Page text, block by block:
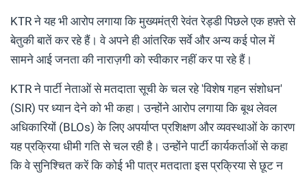
KTR ने यह भी आरोप लगाया कि मुख्यमंत्री रेवंत रेड्डी पिछले एक हफ़्ते से
बेतुकी बातें कर रहे हैं। वे अपने ही आंतरिक सर्वे और अन्य कई पोल में
सामने आई जनता की नाराज़गी को स्वीकार नहीं कर पा रहे हैं।
KTR ने पार्टी नेताओं से मतदाता सूची के चल रहे 'विशेष गहन संशोधन'
(SIR) पर ध्यान देने को भी कहा। उन्होंने आरोप लगाया कि बूथ लेवल
अधिकारियों (BLOs) के लिए अपर्याप्त प्रशिक्षण और व्यवस्थाओं के कारण
यह प्रक्रिया धीमी गति से चल रही है। उन्होंने पार्टी कार्यकर्ताओं से कहा
कि वे सुनिश्चित करें कि कोई भी पात्र मतदाता इस प्रक्रिया से छूट न